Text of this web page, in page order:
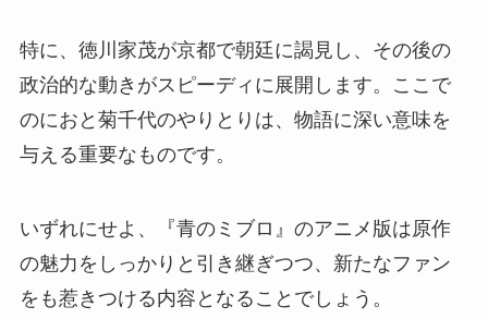
特に、徳川家茂が京都で朝廷に謁見し、その後の
政治的な動きがスピーディに展開します。ここで
のにおと菊千代のやりとりは、物語に深い意味を
与える重要なものです。
いずれにせよ、『青のミブロ』のアニメ版は原作
の魅力をしっかりと引き継ぎつつ、新たなファン
をも惹きつける内容となることでしょう。